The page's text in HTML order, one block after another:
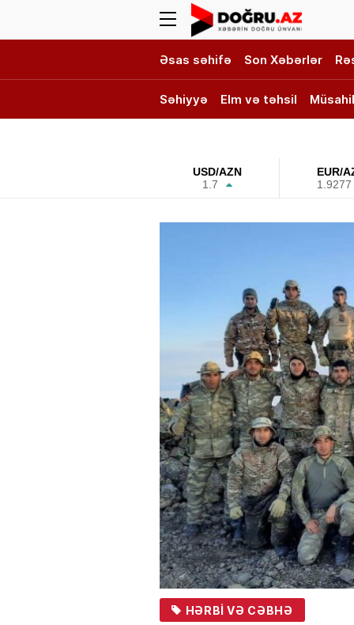
Əsas səhifə Son Xəbərlər
Səhiyyə Elm və təhsil
USD/AZN
1.7
EUR/
1.9277
HƏRBI VƏ CƏBHƏ